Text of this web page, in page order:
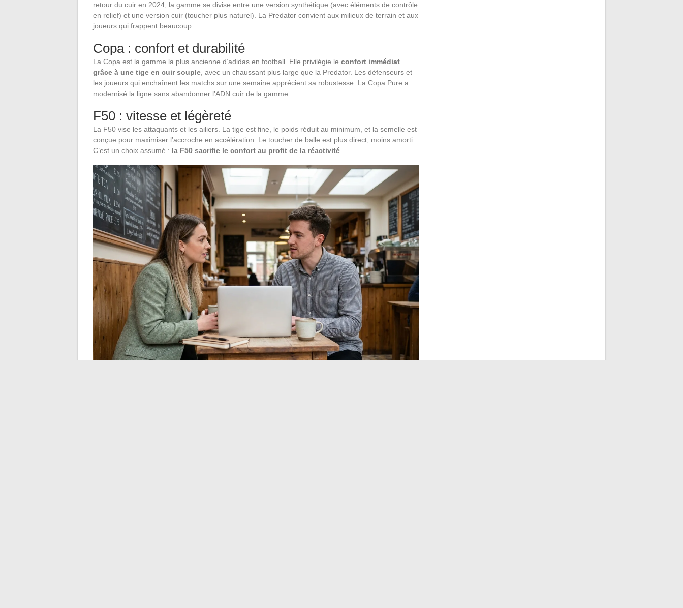
retour du cuir en 2024, la gamme se divise entre une version synthétique (avec éléments de contrôle
en relief) et une version cuir (toucher plus naturel). La Predator convient aux milieux de terrain et aux
joueurs qui frappent beaucoup.
Copa : confort et durabilité
La Copa est la gamme la plus ancienne d’adidas en football. Elle privilégie le confort immédiat
grâce à une tige en cuir souple, avec un chaussant plus large que la Predator. Les défenseurs et
les joueurs qui enchaînent les matchs sur une semaine apprécient sa robustesse. La Copa Pure a
modernisé la ligne sans abandonner l’ADN cuir de la gamme.
F50 : vitesse et légèreté
La F50 vise les attaquants et les ailiers. La tige est fine, le poids réduit au minimum, et la semelle est
conçue pour maximiser l’accroche en accélération. Le toucher de balle est plus direct, moins amorti.
C’est un choix assumé : la F50 sacrifie le confort au profit de la réactivité.